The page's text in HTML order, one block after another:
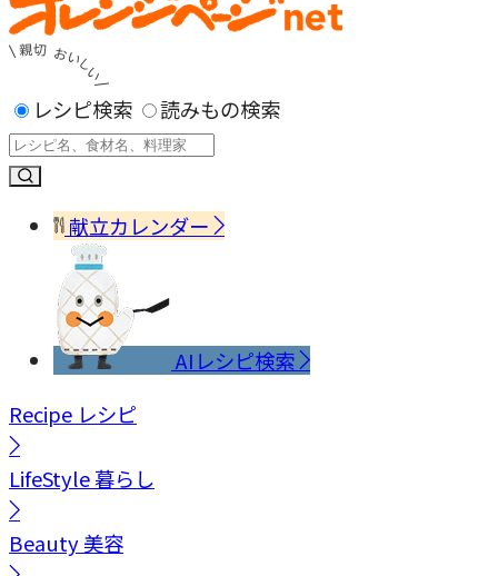
レシピ検索 読みもの検索
献立カレンダー
AIレシピ検索
Recipe レシピ
LifeStyle暮らし
Beauty美容